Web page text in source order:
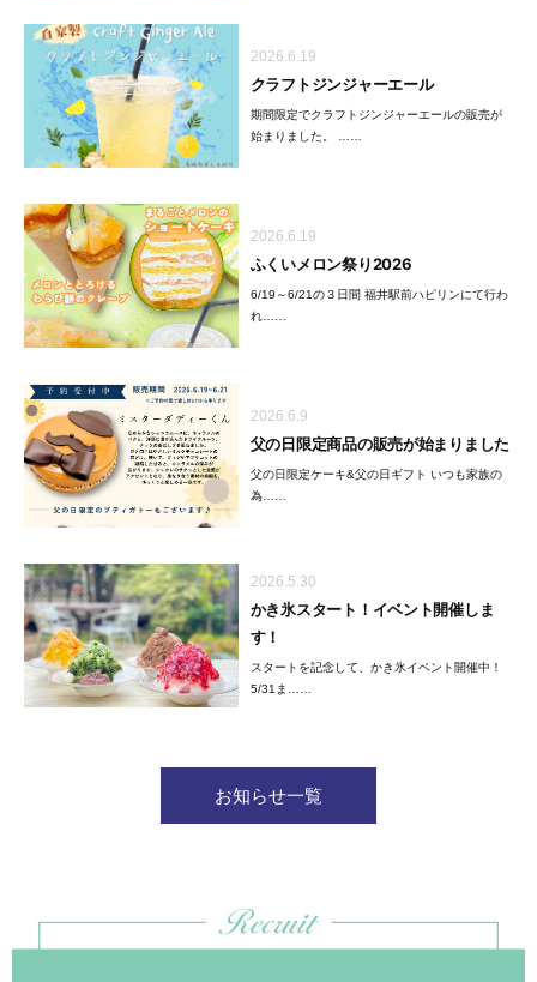
2026.6.19
クラフトジンジャーエール
期間限定でクラフトジンジャーエールの販売が
始まりました。 ……
2026.6.19
ふくいメロン祭り2026
6/19～6/21の３日間 福井駅前ハピリンにて行わ
れ……
2026.6.9
父の日限定商品の販売が始まりました
父の日限定ケーキ&父の日ギフト いつも家族の
為……
2026.5.30
かき氷スタート！イベント開催しま
す！
スタートを記念して、かき氷イベント開催中！
5/31ま……
お知らせ一覧